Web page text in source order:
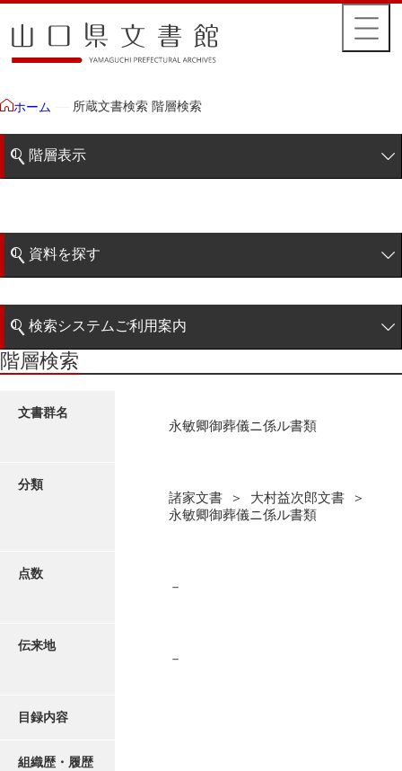
ホーム 所蔵文書検索 階層検索
階層表示
藩政文書
特定歴史公文書
諸家文書
資料を探す
階層検索
検索システムご利用案内
検索システムの利用について
更新履歴
階層検索
文書群名
永敏卿御葬儀ニ係ル書類
分類
諸家文書 ＞ 大村益次郎文書 ＞
永敏卿御葬儀ニ係ル書類
点数
－
伝来地
－
目録内容
組織歴・履歴